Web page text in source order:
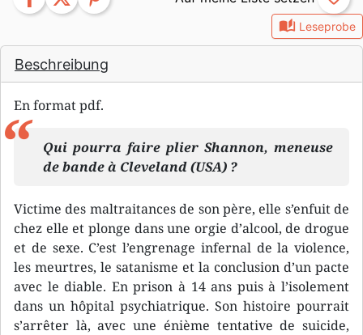
auto_stories Leseprobe
Beschreibung
En format pdf.
Qui pourra faire plier Shannon, meneuse
de bande à Cleveland (USA) ?
Victime des maltraitances de son père, elle s’enfuit de
chez elle et plonge dans une orgie d’alcool, de drogue
et de sexe. C’est l’engrenage infernal de la violence,
les meurtres, le satanisme et la conclusion d’un pacte
avec le diable. En prison à 14 ans puis à l’isolement
dans un hôpital psychiatrique. Son histoire pourrait
s’arrêter là, avec une énième tentative de suicide,